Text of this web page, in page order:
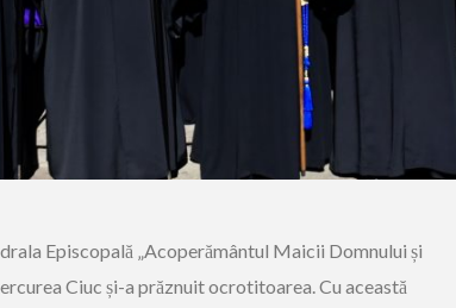
Episcopală „Acoperământul Maicii Domnului și
Ciuc și-a prăznuit ocrotitoarea. Cu această